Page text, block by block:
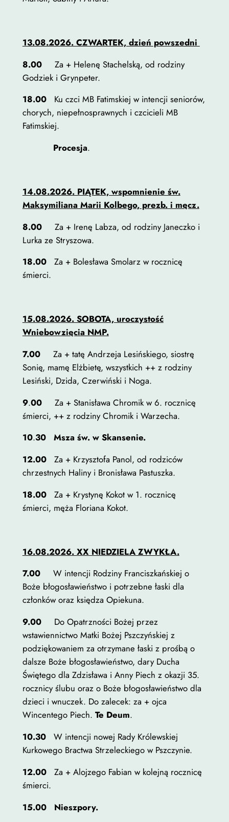
13.08.2026. CZWARTEK, dzień powszedni
8.00 Za + Helenę Stachelską, od rodziny
Godziek i Grynpeter.
18.00 Ku czci MB Fatimskiej w intencji seniorów,
chorych, niepełnosprawnych i czcicieli MB
Fatimskiej.
Procesja.
14.08.2026. PIĄTEK, wspomnienie św.
Maksymiliana Marii Kolbego, prezb. i męcz.
8.00Za + Irenę Labza, od rodziny Janeczko i
Lurka ze Stryszowa.
18.00 Za + Bolesława Smolarz w rocznicę
śmierci.
15.08.2026. SOBOTA, uroczystość
Wniebowzięcia NMP.
7.00 Za + tatę Andrzeja Lesińskiego, siostrę
Sonię, mamę Elżbietę, wszystkich ++ z rodziny
Lesiński, Dzida, Czerwiński i Noga.
9.00Za + Stanisława Chromik w 6. rocznicę
śmierci, ++ z rodziny Chromik i Warzecha.
10.30 Msza św. w Skansenie.
12.00 Za + Krzysztofa Panol, od rodziców
chrzestnych Haliny i Bronisława Pastuszka.
18.00Za + Krystynę Kokot w 1. rocznicę
śmierci, męża Floriana Kokot.
16.08.2026. XX NIEDZIELA ZWYKŁA.
7.00 W intencji Rodziny Franciszkańskiej o
Boże błogosławieństwo i potrzebne łaski dla
członków oraz księdza Opiekuna.
9.00 Do Opatrzności Bożej przez
wstawiennictwo Matki Bożej Pszczyńskiej z
podziękowaniem za otrzymane łaski z prośbą o
dalsze Boże błogosławieństwo, dary Ducha
Świętego dla Zdzisława i Anny Piech z okazji 35.
rocznicy ślubu oraz o Boże błogosławieństwo dla
dzieci i wnuczek. Do zalecek: za + ojca
Wincentego Piech. Te Deum.
10.30W intencji nowej Rady Królewskiej
Kurkowego Bractwa Strzeleckiego w Pszczynie.
12.00 Za + Alojzego Fabian w kolejną rocznicę
śmierci.
15.00 Nieszpory.